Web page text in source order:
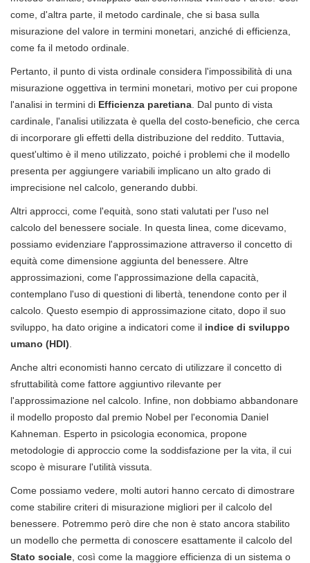
come, d'altra parte, il metodo cardinale, che si basa sulla
misurazione del valore in termini monetari, anziché di efficienza,
come fa il metodo ordinale.
Pertanto, il punto di vista ordinale considera l'impossibilità di una
misurazione oggettiva in termini monetari, motivo per cui propone
l'analisi in termini di Efficienza paretiana . Dal punto di vista
cardinale, l'analisi utilizzata è quella del costo-beneficio, che cerca
di incorporare gli effetti della distribuzione del reddito. Tuttavia,
quest'ultimo è il meno utilizzato, poiché i problemi che il modello
presenta per aggiungere variabili implicano un alto grado di
imprecisione nel calcolo, generando dubbi.
Altri approcci, come l'equità, sono stati valutati per l'uso nel
calcolo del benessere sociale. In questa linea, come dicevamo,
possiamo evidenziare l'approssimazione attraverso il concetto di
equità come dimensione aggiunta del benessere. Altre
approssimazioni, come l'approssimazione della capacità,
contemplano l'uso di questioni di libertà, tenendone conto per il
calcolo. Questo esempio di approssimazione citato, dopo il suo
sviluppo, ha dato origine a indicatori come il indice di sviluppo
umano (HDI)
Anche altri economisti hanno cercato di utilizzare il concetto di
sfruttabilità come fattore aggiuntivo rilevante per
l'approssimazione nel calcolo. Infine, non dobbiamo abbandonare
il modello proposto dal premio Nobel per l'economia Daniel
Kahneman. Esperto in psicologia economica, propone
metodologie di approccio come la soddisfazione per la vita, il cui
scopo è misurare l'utilità vissuta.
Come possiamo vedere, molti autori hanno cercato di dimostrare
come stabilire criteri di misurazione migliori per il calcolo del
benessere. Potremmo però dire che non è stato ancora stabilito
un modello che permetta di conoscere esattamente il calcolo del
Stato sociale , così come la maggiore efficienza di un sistema o